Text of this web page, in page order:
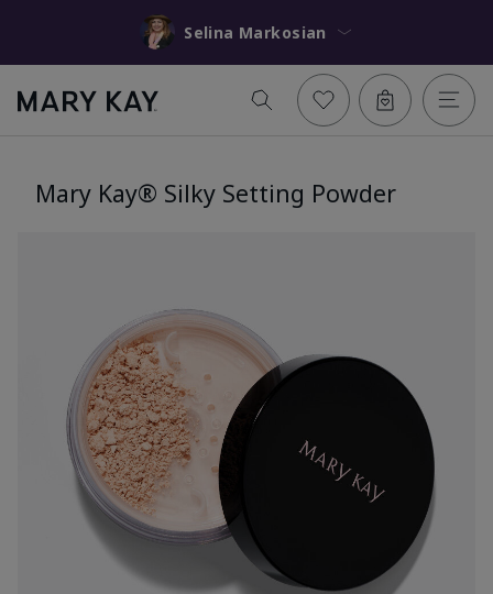
Selina Markosian
Mary Kay® Silky Setting Powder